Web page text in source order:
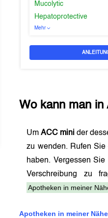
Mucolytic
Hepatoprotective
Mehr
Wo kann man in
UmACC mini der
zu wenden. Rufen
haben. Vergessen
Verschreibung zu
Apotheken in meiner
Apotheken in meiner